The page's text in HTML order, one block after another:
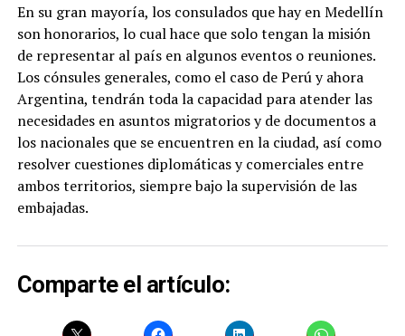
En su gran mayoría, los consulados que hay en Medellín
son honorarios, lo cual hace que solo tengan la misión
de representar al país en algunos eventos o reuniones.
Los cónsules generales, como el caso de Perú y ahora
Argentina, tendrán toda la capacidad para atender las
necesidades en asuntos migratorios y de documentos a
los nacionales que se encuentren en la ciudad, así como
resolver cuestiones diplomáticas y comerciales entre
ambos territorios, siempre bajo la supervisión de las
embajadas.
Comparte el artículo: